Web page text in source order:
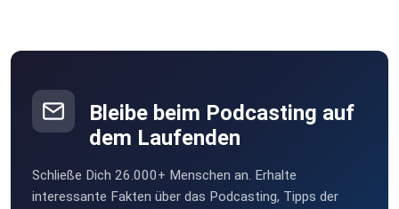
Bleibe beim Podcasting auf
dem Laufenden
Schließe Dich 26.000+ Menschen an. Erhalte
interessante Fakten über das Podcasting, Tipps der